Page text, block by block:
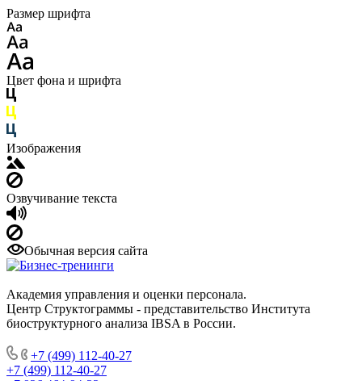
Размер шрифта
Цвет фона и шрифта
Изображения
Озвучивание текста
Обычная версия сайта
Академия управления и оценки персонала.
Центр Структограммы - представительство Института
биоструктурного анализа IBSA в России.
+7 (499) 112-40-27
+7 (499) 112-40-27